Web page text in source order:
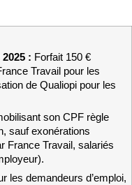
: Forfait 150 €
Travail pour les
de Qualiopi pour les
son CPF règle
sauf exonérations
France Travail, salariés
les demandeurs d’emploi,